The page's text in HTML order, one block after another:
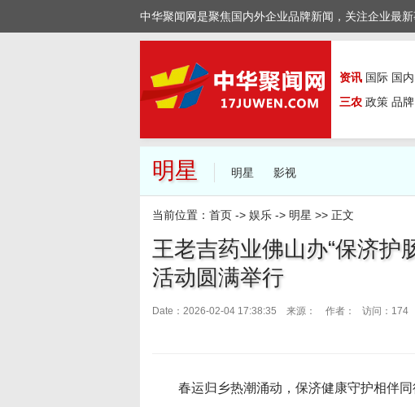
中华聚闻网是聚焦国内外企业品牌新闻，关注企业最
资讯 国际 国内
三农 政策 品牌
明星 明星 影视
当前位置： 首页 -> 娱乐 -> 明星 >> 正文
王老吉药业佛山办​“保济护
活动圆满举行
Date：2026-02-04 17:38:35 来源： 作者： 访问：174
春运归乡热潮涌动，保济健康守护相伴